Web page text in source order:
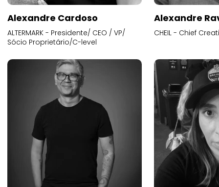
Alexandre Cardoso
ALTERMARK - Presidente/ CEO / VP/
Sócio Proprietário/C-level
Alexandre
CHEIL - Chief